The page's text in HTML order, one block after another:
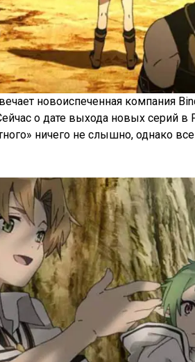
новоиспеченная компания
о дате выхода новых серий в
ничего не слышно, однако